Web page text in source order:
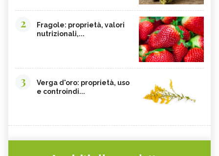
2
Fragole: proprietà, valori
nutrizionali,...
3
Verga d'oro: proprietà, uso
e controindi...